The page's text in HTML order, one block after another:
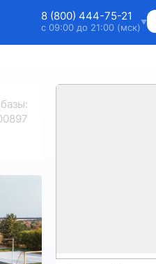
8 (800) 444-75-21
с 09:00 до 21:00 (мск)
Ответим на ваши вопросы
8 (800) 444-75-21
WhatsApp
info@super.camp
Консультации и документы
: